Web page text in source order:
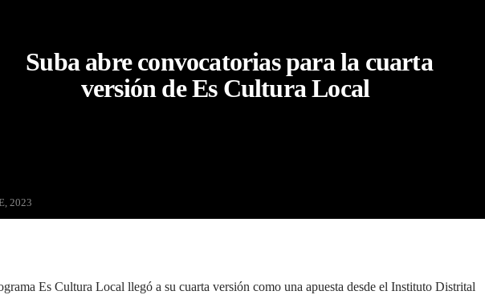
Suba abre convocatorias para la cuarta
versión de Es Cultura Local
2023
Es Cultura Local llegó a su cuarta versión como una apuesta desde el Instituto Distrital